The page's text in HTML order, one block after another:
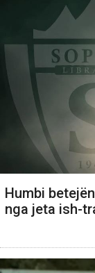
Humbi
nga jeta ish-